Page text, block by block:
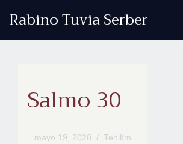
Rabino Tuvia Serber
Salmo 30
mayo 19, 2020 Tehilím